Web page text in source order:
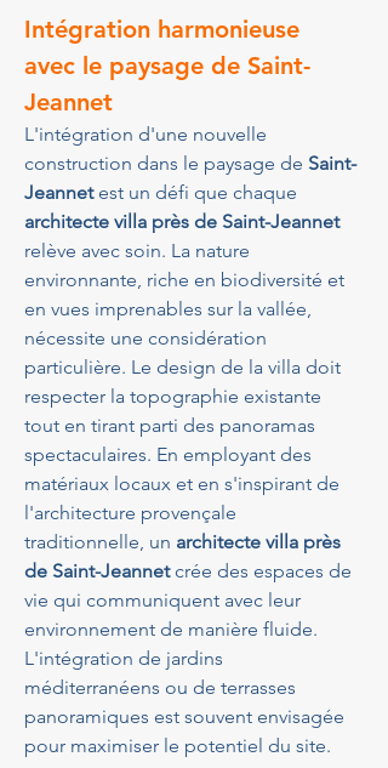
Intégration harmonieuse
avec le paysage de Saint-
Jeannet
L'intégration d'une nouvelle
construction dans le paysage de Saint-
Jeannet est un défi que chaque
architecte villa près de Saint-Jeannet
relève avec soin. La nature
environnante, riche en biodiversité et
en vues imprenables sur la vallée,
nécessite une considération
particulière. Le design de la villa doit
respecter la topographie existante
tout en tirant parti des panoramas
spectaculaires. En employant des
matériaux locaux et en s'inspirant de
l'architecture provençale
traditionnelle, un architecte villa près
de Saint-Jeannet crée des espaces de
vie qui communiquent avec leur
environnement de manière fluide.
L'intégration de jardins
méditerranéens ou de terrasses
panoramiques est souvent envisagée
pour maximiser le potentiel du site.